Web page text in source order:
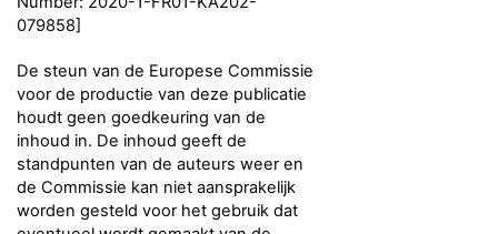
079858]
De steun van de Europese Commissie
voor de productie van deze publicatie
houdt geen goedkeuring van de
inhoud in. De inhoud geeft de
standpunten van de auteurs weer en
de Commissie kan niet aansprakelijk
worden gesteld voor het gebruik dat